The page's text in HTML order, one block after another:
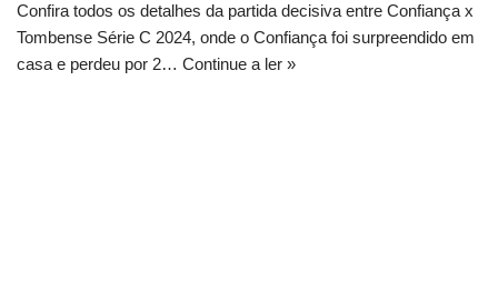
Confira todos os detalhes da partida decisiva entre Confiança x
Tombense Série C 2024, onde o Confiança foi surpreendido em
casa e perdeu por 2… Continue a ler »